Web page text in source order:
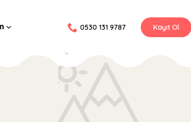
0530 131 9787 Kayıt Ol